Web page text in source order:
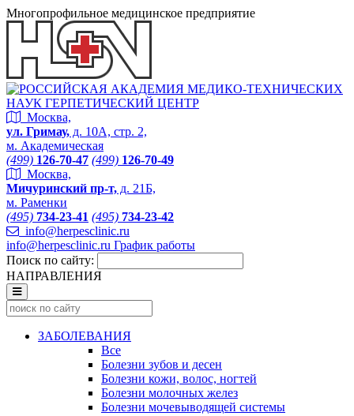
Многопрофильное медицинское предприятие
Москва,
ул. Гримау, д. 10А, стр. 2,
м. Академическая
(499) 126-70-47 (499) 126-70-49
Москва,
Мичуринский пр-т, д. 21Б,
м. Раменки
(495) 734-23-41 (495) 734-23-42
info@herpesclinic.ru
info@herpesclinic.ru График работы
Поиск по сайту:
НАПРАВЛЕНИЯ
ЗАБОЛЕВАНИЯ
Все
Болезни зубов и десен
Болезни кожи, волос, ногтей
Болезни молочных желез
Болезни мочевыводящей системы